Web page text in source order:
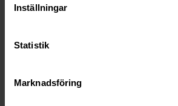
Inställningar
Statistik
Marknadsföring
Storage i Oderland Cloud?
Innehåll